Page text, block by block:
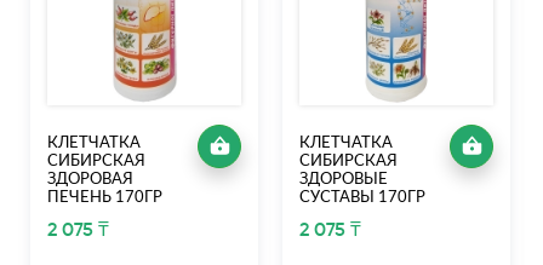
КЛЕТЧАТКА
СИБИРСКАЯ
ЗДОРОВАЯ
ПЕЧЕНЬ 170ГР
2 075 ₸
КЛЕТЧАТКА
СИБИРСКАЯ
ЗДОРОВЫЕ
СУСТАВЫ 170ГР
2 075 ₸